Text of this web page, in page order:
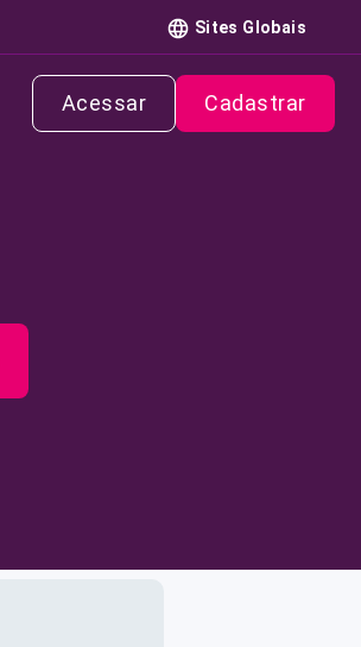
Sites Globais
Acessar Cadastrar